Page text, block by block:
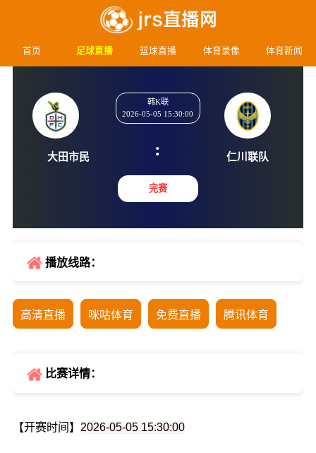
首页 足球直播 篮球直播 体育录像 体育新闻
韩K联
2026-05-05 15:30:00
:
完赛
播放线路：
高清直播 咪咕体育 免费直播 腾讯体育
比赛详情：
【开赛时间】 2026-05-05 15:30:00